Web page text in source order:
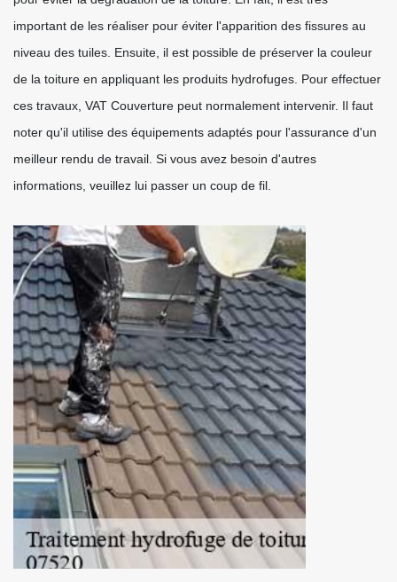
important de les réaliser pour éviter l'apparition des fissures au
niveau des tuiles. Ensuite, il est possible de préserver la couleur
de la toiture en appliquant les produits hydrofuges. Pour effectuer
ces travaux, VAT Couverture peut normalement intervenir. Il faut
noter qu'il utilise des équipements adaptés pour l'assurance d'un
meilleur rendu de travail. Si vous avez besoin d'autres
informations, veuillez lui passer un coup de fil.